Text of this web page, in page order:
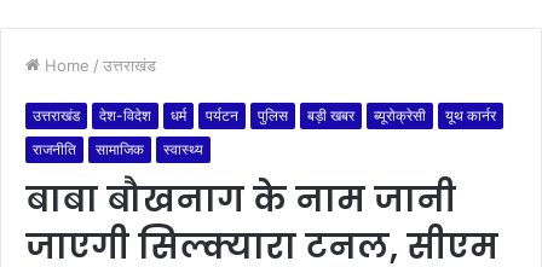
Home / उत्तराखंड
उत्तराखंड देश-विदेश धर्म पर्यटन पुलिस बड़ी खबर ब्यूरोक्रेसी
यूथ कार्नर
राजनीति
सामाजिक स्वास्थ्य
बाबा बौखनाग के नाम जानी
जाएगी सिल्क्यारा टनल, सीएम